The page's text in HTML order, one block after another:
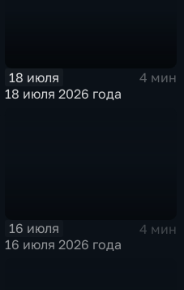
18 июля
4 мин
18 июля 2026 года
16 июля
4 мин
16 июля 2026 года